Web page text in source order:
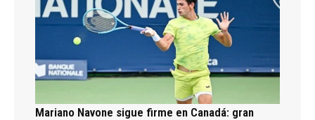
Mariano Navone sigue firme en Canadá: gran